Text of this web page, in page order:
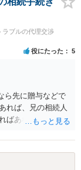
ラブルの代理交渉
役にたった 5
ら先に贈与などで
れば、兄の相続人
ばあなた方兄弟及